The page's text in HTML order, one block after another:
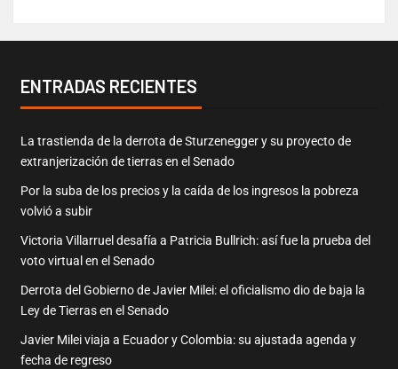
ENTRADAS RECIENTES
La trastienda de la derrota de Sturzenegger y su proyecto de
extranjerización de tierras en el Senado
Por la suba de los precios y la caída de los ingresos la pobreza
volvió a subir
Victoria Villarruel desafía a Patricia Bullrich: así fue la prueba del
voto virtual en el Senado
Derrota del Gobierno de Javier Milei: el oficialismo dio de baja la
Ley de Tierras en el Senado
Javier Milei viaja a Ecuador y Colombia: su ajustada agenda y
fecha de regreso